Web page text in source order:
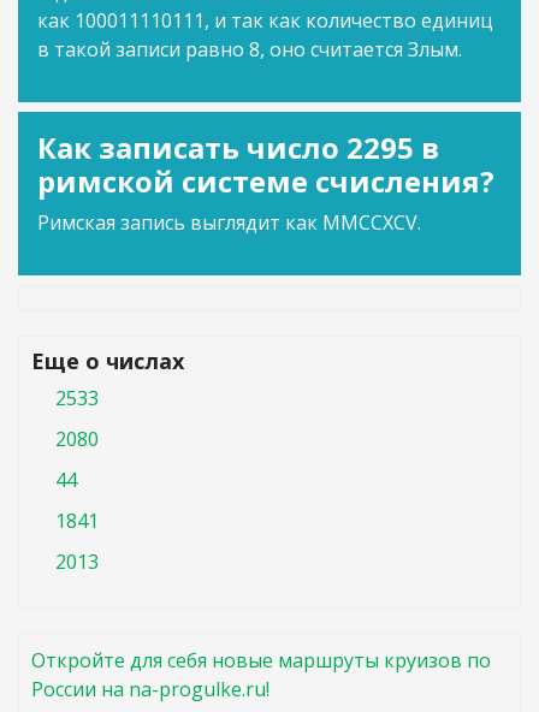
как 100011110111, и так как количество единиц
в такой записи равно 8, оно считается Злым.
Как записать число 2295 в
римской системе счисления?
Римская запись выглядит как MMCCXCV.
Еще о числах
2533
2080
44
1841
2013
Откройте для себя новые маршруты круизов по
России на na-progulke.ru!